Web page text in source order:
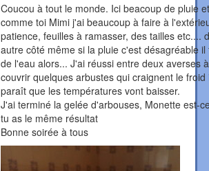
Coucou à tout le monde. Ici beacoup de pluie et
comme toi Mimi j'ai beaucoup à faire à
patience, feuilles à ramasser, des tailles etc....
autre côté même si la pluie c'est désagréable il
de l'eau alors... J'ai réussi entre deux averses à
couvrir quelques arbustes qui craignent le froid
paraît que les températures vont baisser.
J'ai terminé la gelée d'arbouses, Monette est-
tu as le même résultat
Bonne soirée à tous